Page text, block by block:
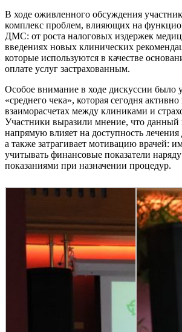
В ходе оживленного обсуждения
комплекс проблем, влияющих на
ДМС: от роста налоговых издержек
введениях новых клинических
которые используются в качестве
оплате услуг застрахованным.
Особое внимание в ходе дискуссии было
«среднего чека», которая сегодня активно
взаиморасчетах между клиниками и
Участники выразили мнение, что данный
напрямую влияет на доступность лечения
а также затрагивает мотивацию врачей:
учитывать финансовые показатели
показаниями при назначении процедур.